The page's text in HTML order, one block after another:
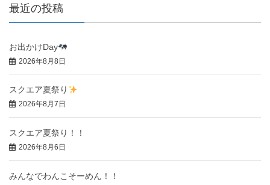
最近の投稿
お出かけDay
2026年8月8日
スクエア夏祭り
2026年8月7日
スクエア夏祭り！！
2026年8月6日
みんなでわんこそーめん！！